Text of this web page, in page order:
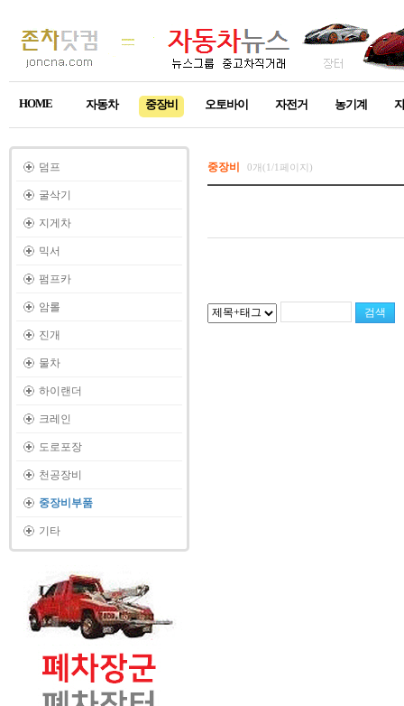
HOME 자동차 중장비 오토바이 자전거 농기계
덤프
굴삭기
지게차
믹서
펌프카
암롤
진개
물차
하이랜더
크레인
도로포장
천공장비
중장비부품
기타
중장비 0개(1/1페이지)